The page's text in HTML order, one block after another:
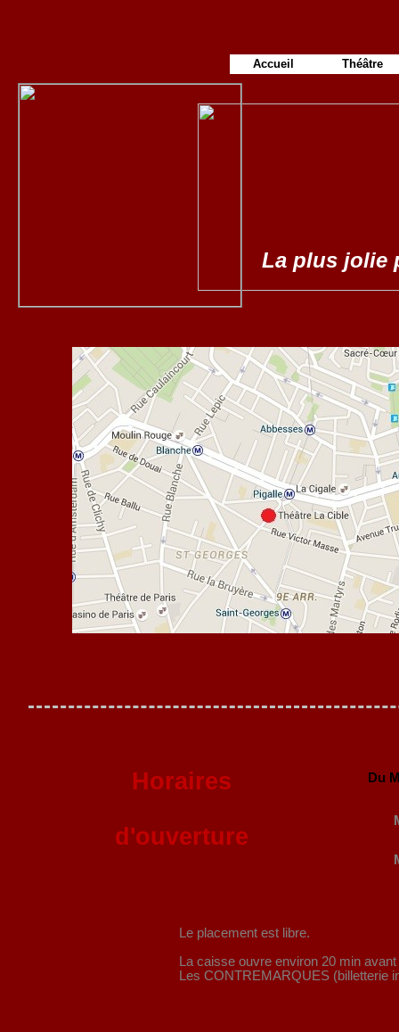
La plus jolie
Accueil Théâtre
Horaires
d'ouverture
Du
Le placement est libre.
La caisse ouvre environ 20 min
Les CONTREMARQUES (billetterie